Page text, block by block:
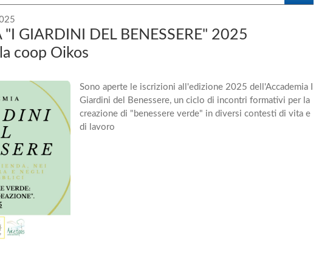
GIARDINI DEL BENESSERE" 2025
coop Oikos
Sono aperte le iscrizioni all'edizione 2025 dell'Accademia I
Giardini del Benessere, un ciclo di incontri formativi per la
creazione di "benessere verde" in diversi contesti di vita e
di lavoro